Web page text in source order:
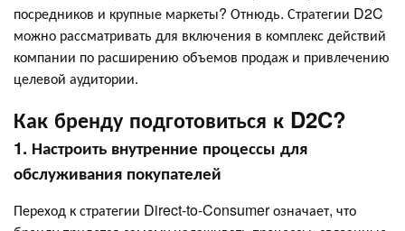
посредников и крупные маркеты? Отнюдь. Стратегии D2C
можно рассматривать для включения в комплекс действий
компании по расширению объемов продаж и привлечению
целевой аудитории.
Как бренду подготовиться к D2C?
1. Настроить внутренние процессы для
обслуживания покупателей
Переход к стратегии Direct-to-Consumer означает, что